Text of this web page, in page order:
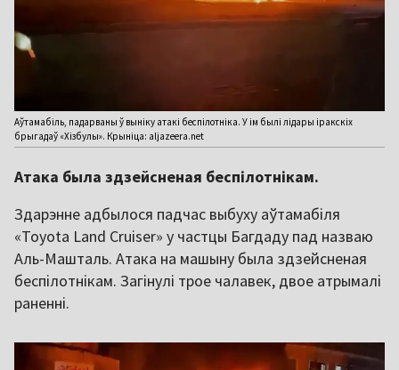
Аўтамабіль, падарваны ў выніку атакі беспілотніка. У ім былі лідары іракскіх
брыгадаў «Хізбулы». Крыніца: aljazeera.net
Атака была здзейсненая беспілотнікам.
Здарэнне адбылося падчас выбуху аўтамабіля
«Toyota Land Cruiser» у частцы Багдаду пад назваю
Аль-Машталь. Атака на машыну была здзейсненая
беспілотнікам. Загінулі трое чалавек, двое атрымалі
раненні.